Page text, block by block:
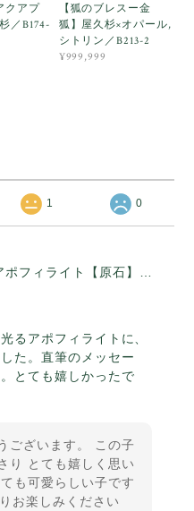
クアプ
／B174-
【狐のブレスー金
狐】屋久杉×オパール,
シトリン／B213-2
¥999,999
1 0
［星の家Ⅰ］アポフィライト【原石】O300-314
るアポフィライトに、
た。直筆のメッセー
とても嬉しかったで
ございます。 この子
り とても嬉しく思い
も可愛らしい子です
お楽しみください